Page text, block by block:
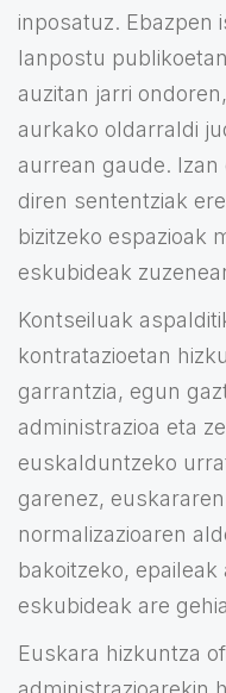
inposatuz. Ebazpen
lanpostu
auzitan jarri
aurkako oldarraldi
aurrean gaude.
diren sententziak
bizitzeko espazioak
eskubideak
Kontseiluak
kontratazioetan
garrantzia, egun
administrazioa eta
euskalduntzeko
garenez,
normalizazioaren
bakoitzeko,
eskubideak are
Euskara hizkuntza